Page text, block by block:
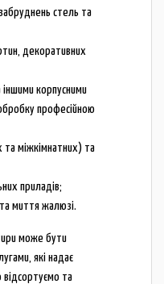
стель та
декоративних
корпусними
професійною
та міжкімнатних) та
приладів;
миття жалюзі.
може бути
які надає
та